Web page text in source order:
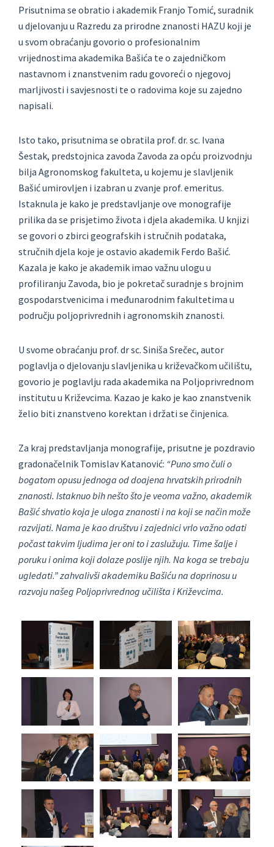
Prisutnima se obratio i akademik Franjo Tomić, suradnik
u djelovanju u Razredu za prirodne znanosti HAZU koji je
u svom obraćanju govorio o profesionalnim
vrijednostima akademika Bašića te o zajedničkom
nastavnom i znanstvenim radu govoreći o njegovoj
marljivosti i savjesnosti te o radovima koje su zajedno
napisali.
Isto tako, prisutnima se obratila prof. dr. sc. Ivana
Šestak, predstojnica zavoda Zavoda za opću proizvodnju
bilja Agronomskog fakulteta, u kojemu je slavljenik
Bašić umirovljen i izabran u zvanje prof. emeritus.
Istaknula je kako je predstavljanje ove monografije
prilika da se prisjetimo života i djela akademika. U knjizi
se govori o zbirci geografskih i stručnih podataka,
stručnih djela koje je ostavio akademik Ferdo Bašić.
Kazala je kako je akademik imao važnu ulogu u
profiliranju Zavoda, bio je pokretač suradnje s brojnim
gospodarstvenicima i međunarodnim fakultetima u
području poljoprivrednih i agronomskih znanosti.
U svome obraćanju prof. dr sc. Siniša Srečec, autor
poglavlja o djelovanju slavljenika u križevačkom učilištu,
govorio je poglavlju rada akademika na Poljoprivrednom
institutu u Križevcima. Kazao je kako je kao znanstvenik
želio biti znanstveno korektan i držati se činjenica.
Za kraj predstavljanja monografije, prisutne je pozdravio
gradonačelnik Tomislav Katanović: “Puno smo čuli o
bogatom opusu jednoga od doajena hrvatskih prirodnih
znanosti. Istaknuo bih nešto što je veoma važno, akademik
Bašić shvatio koja je uloga znanosti i na koji se način može
razvijati. Nama je kao društvu i zajednici vrlo važno odati
počast takvim ljudima jer oni to i zaslužuju. Time šalje i
poruku i onima koji dolaze poslije njih. Na koga se trebaju
ugledati.” zahvalivši akademiku Bašiću na doprinosu u
razvoju našeg Poljoprivrednog učilišta i Križevcima.